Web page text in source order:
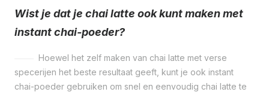
Wist je dat je chai latte ook kunt maken met
instant chai-poeder?
Hoewel het zelf maken van chai latte met verse
specerijen het beste resultaat geeft, kunt je ook instant
chai-poeder gebruiken om snel en eenvoudig chai latte te